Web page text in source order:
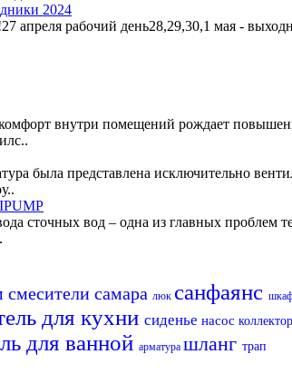
2024
апреля рабочий день28,29,30,1 мая -
внутри помещений рождает
была представлена исключительно
сточных вод – одна из главных
смесители самара люк санфаянс
для кухни сиденье насос коллектор
для ванной арматура шланг трап